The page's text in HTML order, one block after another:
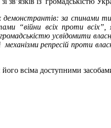
демонстрантів: за спинами
“війни всіх проти всіх”,
усвідомити
репресій проти
його всіма доступними